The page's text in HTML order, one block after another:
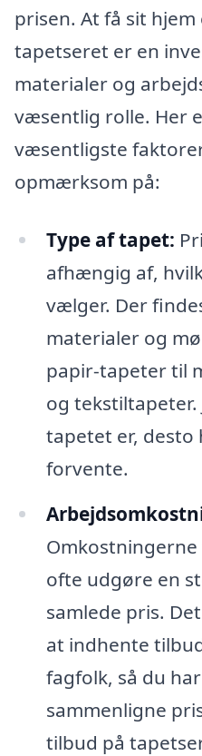
prisen. At få sit
tapetseret er en
materialer og
væsentlig rolle. Her
væsentligste
opmærksom på:
Type af tapet:
afhængig af,
vælger. Der
materialer og
papir-tapeter til
og tekstiltapeter.
tapetet er, desto
forvente.
ofte udgøre en
samlede pris.
at indhente
fagfolk, så du
sammenligne
tilbud på